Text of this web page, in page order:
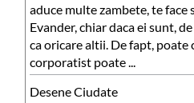
aduce multe zambete, te face
Evander, chiar daca ei sunt,
ca oricare altii. De fapt, poate
corporatist poate ...
Desene Ciudate